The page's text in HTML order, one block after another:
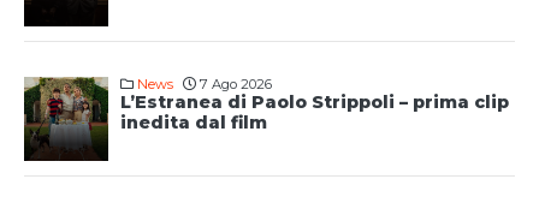
News 7 Ago 2026
L’Estranea di Paolo Strippoli – prima clip
inedita dal film